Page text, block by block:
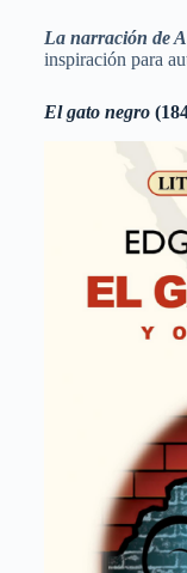
La narración de
inspiración para
El gato negro